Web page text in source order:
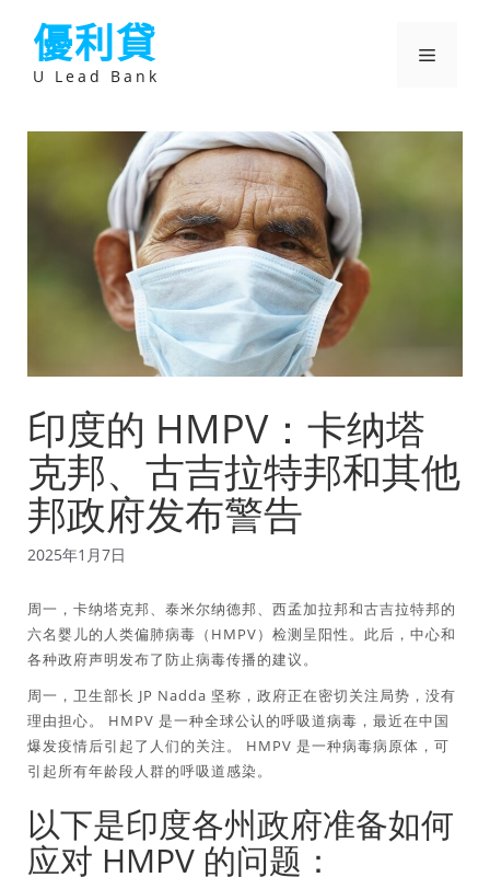
優利貸
U Lead Bank
選
印度的 HMPV：卡纳塔
克邦、古吉拉特邦和其他
邦政府发布警告
2025年1月7日
周一，卡纳塔克邦、泰米尔纳德邦、西孟加拉邦和古吉拉特邦的
六名婴儿的人类偏肺病毒（HMPV）检测呈阳性。此后，中心和
各种政府声明发布了防止病毒传播的建议。
周一，卫生部长 JP Nadda 坚称，政府正在密切关注局势，没有
理由担心。 HMPV 是一种全球公认的呼吸道病毒，最近在中国
爆发疫情后引起了人们的关注。 HMPV 是一种病毒病原体，可
引起所有年龄段人群的呼吸道感染。
以下是印度各州政府准备如何
应对 HMPV 的问题：